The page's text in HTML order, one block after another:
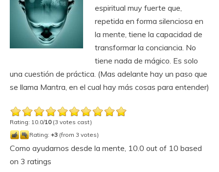
espiritual muy fuerte que,
repetida en forma silenciosa en
la mente, tiene la capacidad de
transformar la conciancia. No
tiene nada de mágico. Es solo
una cuestión de práctica. (Mas adelante hay un paso que
se llama Mantra, en el cual hay más cosas para entender)
Rating: 10.0/10(3 votes cast)
Rating: +3 (from 3 votes)
Como ayudarnos desde la mente, 10.0 out of 10 based
on 3 ratings